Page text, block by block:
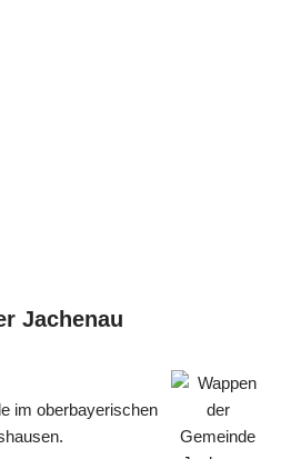
Jachenau
im oberbayerischen